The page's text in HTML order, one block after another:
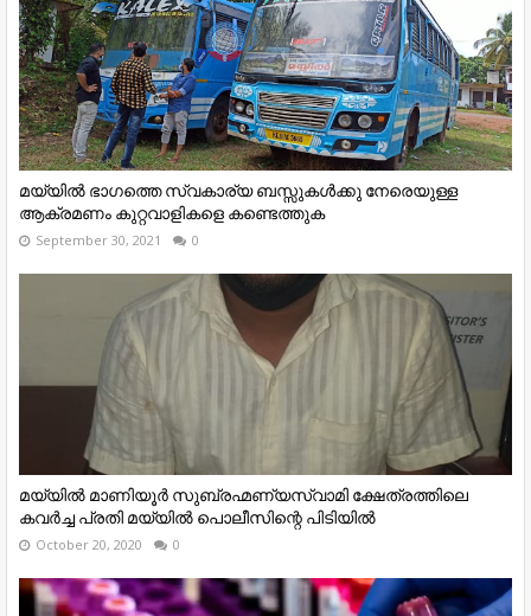
മയ്യിൽ ഭാഗത്തെ സ്വകാര്യ ബസ്സുകൾക്കു നേരെയുള്ള
ആക്രമണം കുറ്റവാളികളെ കണ്ടെത്തുക
September 30, 2021 0
മയ്യിൽ മാണിയൂർ സുബ്രഹ്മണ്യസ്വാമി ക്ഷേത്രത്തിലെ
കവർച്ച പ്രതി മയ്യിൽ പൊലീസിന്റെ പിടിയിൽ
October 20, 2020 0